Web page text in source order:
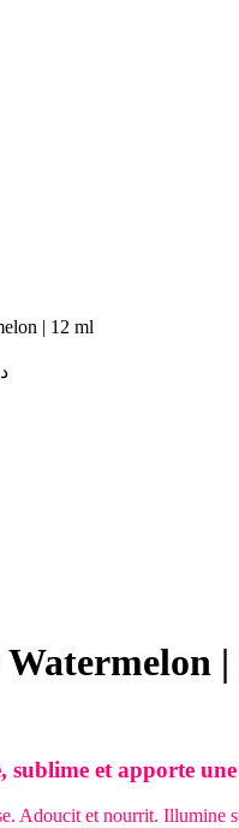
| 12 ml
sublime et apporte
Adoucit et nourrit. Illumine